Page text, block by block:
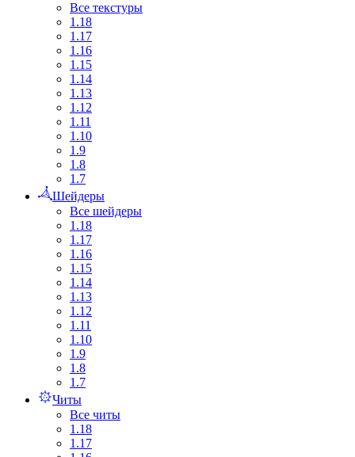
Все текстуры
1.18
1.17
1.16
1.15
1.14
1.13
1.12
1.11
1.10
1.9
1.8
1.7
Шейдеры
Все шейдеры
1.18
1.17
1.16
1.15
1.14
1.13
1.12
1.11
1.10
1.9
1.8
1.7
Читы
Все читы
1.18
1.17